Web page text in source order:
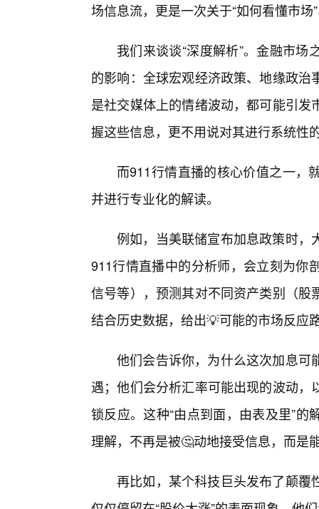
场信息流，更是一次关于“如何看懂市场
我们来谈谈“深度解析”。金融市
的影响：全球宏观经济政策、地缘政
是社交媒体上的情绪波动，都可能引
握这些信息，更不用说对其进行系统性
而911行情直播的核心价值之一，
并进行专业化的解读。
例如，当美联储宣布加息政策时，
911行情直播中的分析师，会立刻为你
信号等），预测其对不同资产类别（
结合历史数据，给出💡可能的市场反应
他们会告诉你，为什么这次加息可
遇；他们会分析汇率可能出现的波动
锁反应。这种“由点到面，由表及里”
理解，不再是被🤔动地接受信息，而是
再比如，某个科技巨头发布了颠覆